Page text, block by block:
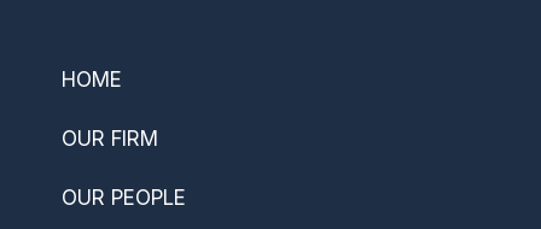
HOME
OUR FIRM
OUR PEOPLE